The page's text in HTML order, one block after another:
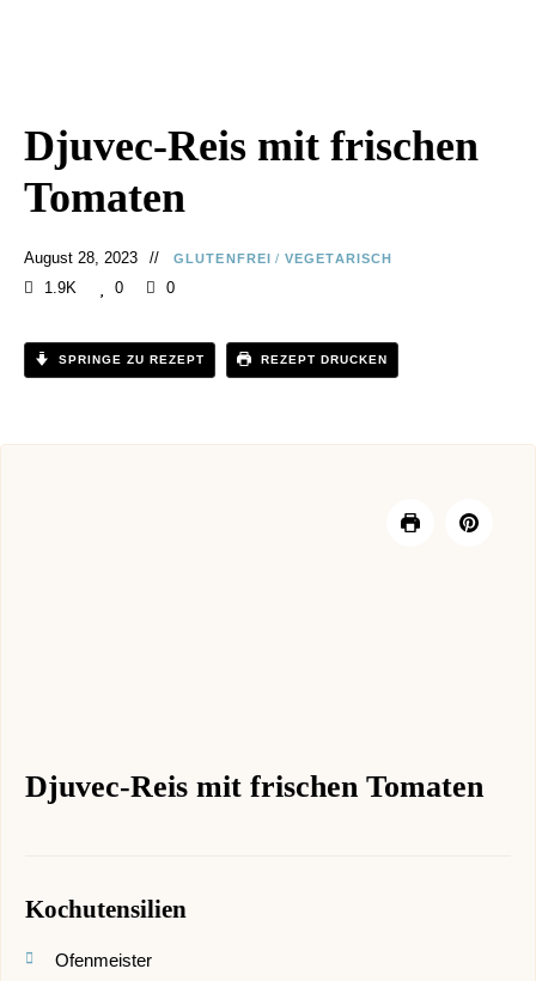
Djuvec-Reis mit frischen
Tomaten
August 28, 2023 GLUTENFREI / VEGETARISCH
1.9K 0 0
SPRINGE ZU REZEPT REZEPT DRUCKEN
Djuvec-Reis mit frischen Tomaten
Kochutensilien
Ofenmeister